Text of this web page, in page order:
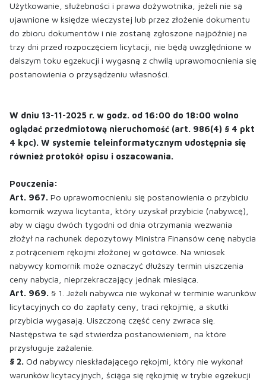
Użytkowanie, służebności i prawa dożywotnika, jeżeli nie są
ujawnione w księdze wieczystej lub przez złożenie dokumentu
do zbioru dokumentów i nie zostaną zgłoszone najpóźniej na
trzy dni przed rozpoczęciem licytacji, nie będą uwzględnione w
dalszym toku egzekucji i wygasną z chwilą uprawomocnienia się
postanowienia o przysądzeniu własności.
W dniu 13-11-2025 r. w godz. od 16:00 do 18:00 wolno
oglądać przedmiotową nieruchomość (art. 986(4) § 4 pkt
4 kpc). W systemie teleinformatycznym udostępnia się
również protokół opisu i oszacowania.
Pouczenia:
Art. 967. Po uprawomocnieniu się postanowienia o przybiciu
komornik wzywa licytanta, który uzyskał przybicie (nabywcę),
aby w ciągu dwóch tygodni od dnia otrzymania wezwania
złożył na rachunek depozytowy Ministra Finansów cenę nabycia
z potrąceniem rękojmi złożonej w gotówce. Na wniosek
nabywcy komornik może oznaczyć dłuższy termin uiszczenia
ceny nabycia, nieprzekraczający jednak miesiąca.
Art. 969. § 1. Jeżeli nabywca nie wykonał w terminie warunków
licytacyjnych co do zapłaty ceny, traci rękojmię, a skutki
przybicia wygasają. Uiszczoną część ceny zwraca się.
Następstwa te sąd stwierdza postanowieniem, na które
przysługuje zażalenie.
§ 2. Od nabywcy nieskładającego rękojmi, który nie wykonał
warunków licytacyjnych, ściąga się rękojmię w trybie egzekucji